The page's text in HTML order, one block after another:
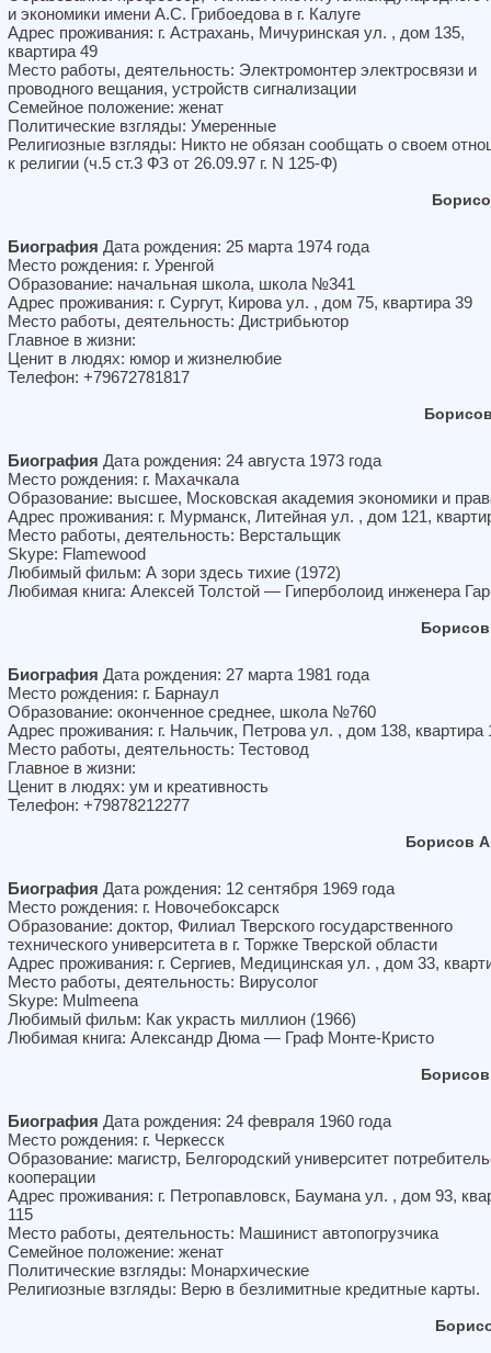
и экономики имени А.С. Грибоедова в г. Калуге
Адрес проживания: г. Астрахань, Мичуринская ул. , дом 135,
квартира 49
Место работы, деятельность: Электромонтер электросвязи и
проводного вещания, устройств сигнализации
Семейное положение: женат
Политические взгляды: Умеренные
Религиозные взгляды: Никто не обязан сообщать о своем
к религии (ч.5 ст.3 ФЗ от 26.09.97 г. N 125-Ф)
Биография Дата рождения: 25 марта 1974 года
Место рождения: г. Уренгой
Образование: начальная школа, школа №341
Адрес проживания: г. Сургут, Кирова ул. , дом 75, квартира 39
Место работы, деятельность: Дистрибьютор
Главное в жизни:
Ценит в людях: юмор и жизнелюбие
Телефон: +79672781817
Биография Дата рождения: 24 августа 1973 года
Место рождения: г. Махачкала
Образование: высшее, Московская академия экономики и
Адрес проживания: г. Мурманск, Литейная ул. , дом 121,
Место работы, деятельность: Верстальщик
Skype: Flamewood
Любимый фильм: А зори здесь тихие (1972)
Любимая книга: Алексей Толстой — Гиперболоид инженера
Биография Дата рождения: 27 марта 1981 года
Место рождения: г. Барнаул
Образование: оконченное среднее, школа №760
Адрес проживания: г. Нальчик, Петрова ул. , дом 138, квартира
Место работы, деятельность: Тестовод
Главное в жизни:
Ценит в людях: ум и креативность
Телефон: +79878212277
Борисов
Биография Дата рождения: 12 сентября 1969 года
Место рождения: г. Новочебоксарск
Образование: доктор, Филиал Тверского государственного
технического университета в г. Торжке Тверской области
Адрес проживания: г. Сергиев, Медицинская ул. , дом 33,
Место работы, деятельность: Вирусолог
Skype: Mulmeena
Любимый фильм: Как украсть миллион (1966)
Любимая книга: Александр Дюма — Граф Монте-Кристо
Биография Дата рождения: 24 февраля 1960 года
Место рождения: г. Черкесск
Образование: магистр, Белгородский университет
кооперации
Адрес проживания: г. Петропавловск, Баумана ул. , дом 93,
115
Место работы, деятельность: Машинист автопогрузчика
Семейное положение: женат
Политические взгляды: Монархические
Религиозные взгляды: Верю в безлимитные кредитные карты.